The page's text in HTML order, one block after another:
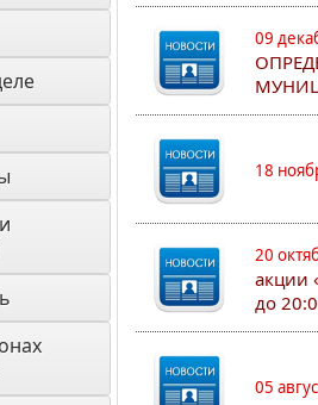
09
18
20
акции
до
05